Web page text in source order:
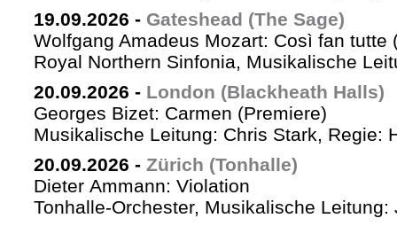
19.09.2026 - Gateshead (The Sage)
Wolfgang Amadeus Mozart: Così fan tutte
Royal Northern Sinfonia, Musikalische
20.09.2026 - London (Blackheath Halls)
Georges Bizet: Carmen (Premiere)
Musikalische Leitung: Chris Stark, Regie:
20.09.2026 - Zürich (Tonhalle)
Dieter Ammann: Violation
Tonhalle-Orchester, Musikalische Leitung: